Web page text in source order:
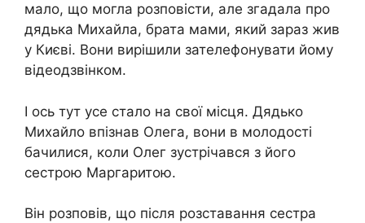
мало, що могла розповісти, але згадала про
дядька Михайла, брата мами, який зараз жив
у Києві. Вони вирішили зателефонувати йому
відеодзвінком.
І ось тут усе стало на свої місця. Дядько
Михайло впізнав Олега, вони в молодості
бачилися, коли Олег зустрічався з його
сестрою Маргаритою.
Він розповів, що після розставання сестра